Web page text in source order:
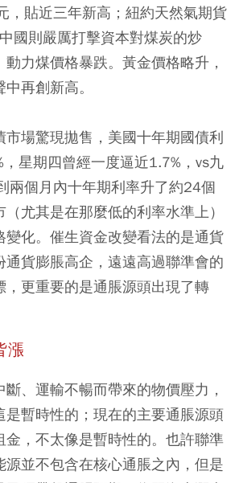
，貼近三年新高；紐約天然氣期貨
國則嚴厲打擊資本對煤炭的炒
力煤價格暴跌。黃金價格略升，
再創新高。
市場驚現拋售，美國十年期國債利
星期四曾經一度逼近1.7%，vs九
兩個月內十年期利率升了約24個
尤其是在那麼低的利率水準上）
變化。催生資金改變看法的是通貨
通貨膨脹高企，遠遠高過聯準會的
，更重要的是通脹源頭出現了轉
漲
、運輸不暢而帶來的物價壓力，
是暫時性的；現在的主要通脹源頭
金，不太像是暫時性的。也許聯準
源並不包含在核心通脹之內，但是